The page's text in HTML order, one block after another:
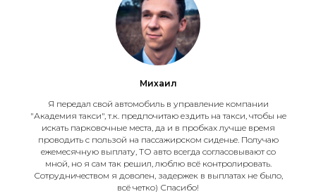
Михаил
Я передал свой автомобиль в управление компании
"Академия такси", т.к. предпочитаю ездить на такси, чтобы не
искать парковочные места, да и в пробках лучше время
проводить с пользой на пассажирском сиденье. Получаю
ежемесячную выплату, ТО авто всегда согласовывают со
мной, но я сам так решил, люблю всё контролировать.
Сотрудничеством я доволен, задержек в выплатах не было,
всё четко) Спасибо!
Работа в доставке
Работа на авто в компании
Ситимобил
СитиПарк